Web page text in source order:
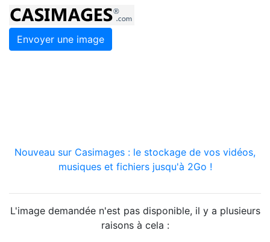
Envoyer une image
Nouveau sur Casimages : le stockage de vos vidéos,
musiques et fichiers jusqu'à 2Go !
L'image demandée n'est pas disponible, il y a plusieurs
raisons à cela :